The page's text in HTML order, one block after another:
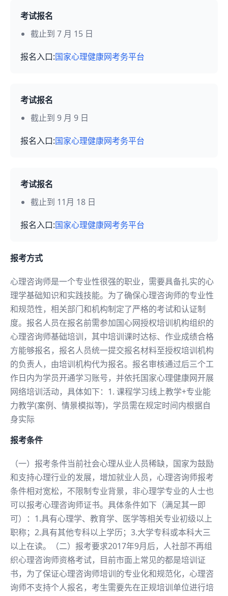
考试报名
截止到 7 月 15 日
报名入口:国家心理健康网考务平台
考试报名
截止到 9 月 9 日
报名入口:国家心理健康网考务平台
考试报名
截止到 11月 18 日
报名入口:国家心理健康网考务平台
报考方式
心理咨询师是一个专业性很强的职业，需要具备扎实的心
理学基础知识和实践技能。为了确保心理咨询师的专业性
和规范性，相关部门和机构制定了严格的考试和认证制
度。报名人员在报名前需参加国心网授权培训机构组织的
心理咨询师基础培训，其中培训课时达标、作业成绩合格
方能够报名，报名人员统一提交报名材料至授权培训机构
的负责人，由培训机构代为报名。报名审核通过后三个工
作日内为学员开通学习账号，并依托国家心理健康网开展
网络培训活动，具体如下：1. 课程学习线上教学+专业能
力教学(案例、情景模拟等)，学员需在规定时间内根据自
身实际
报考条件
（一）报考条件当前社会心理从业人员稀缺，国家为鼓励
和支持心理行业的发展，增加就业人员，心理咨询师报考
条件相对宽松，不限制专业背景，非心理学专业的人士也
可以报考心理咨询师证书。具体条件如下（满足其一即
可）：1.具有心理学、教育学、医学等相关专业初级以上
职称；2.具有其他专科以上学历；3.大学专科或本科大三
以上在读。（二）报考要求2017年9月后，人社部不再组
织心理咨询师资格考试，目前市面上常见的都是培训证
书，为了保证心理咨询师培训的专业化和规范化，心理咨
询师不支持个人报名，考生需要先在正规培训单位进行培